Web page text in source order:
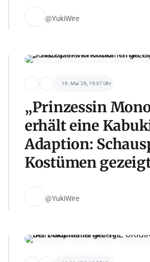
@YukiWire
16. Mai '26, 19:37 Uhr
„Prinzessin
erhält eine
Adaption:
Kostümen
@YukiWire